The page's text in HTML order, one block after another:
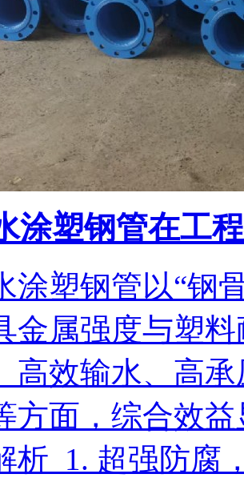
涂塑钢管在工
涂塑钢管以“钢
金属强度与塑
高效输水、高
方面，综合效
析 1. 超强防腐